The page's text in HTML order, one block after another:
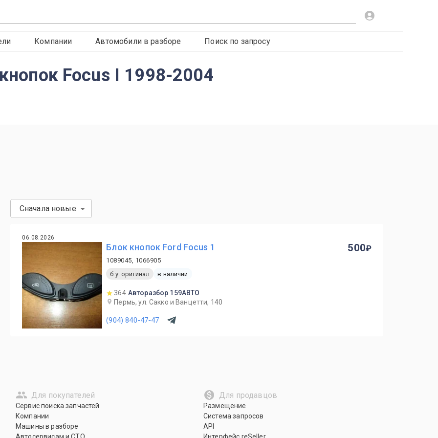
Компании Автомобили в разборе Поиск по запросу
Focus I 1998-2004
Сначала новые
06.08.2026
Блок кнопок Ford Focus 1
1089045, 1066905
б.у. оригинал
в наличии
364 Авторазбор 159АВТО
Пермь, ул. Сакко и Ванцетти, 140
(904) 840-47-47
500
Для покупателей
Сервис поиска запчастей
Компании
Машины в разборе
Для продавцов
Размещение
Система запросов
API